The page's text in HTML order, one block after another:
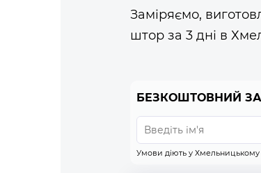
Заміряємо,
штор за 3 дні в
БЕЗКОШТОВНИЙ
Умови діють у Хмельницькому